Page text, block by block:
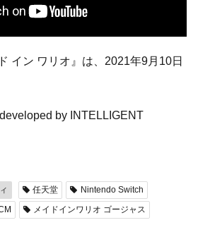
イン ワリオ』は、2021年9月10日
by INTELLIGENT
任天堂
Nintendo Switch
メイドインワリオ ゴージャス